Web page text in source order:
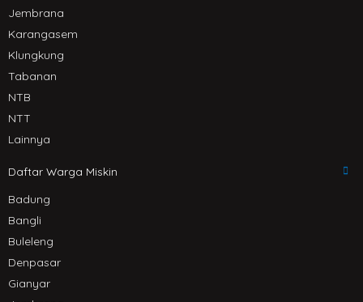
Jembrana
Karangasem
Klungkung
Tabanan
NTB
NTT
Lainnya
Daftar Warga Miskin
Badung
Bangli
Buleleng
Denpasar
Gianyar